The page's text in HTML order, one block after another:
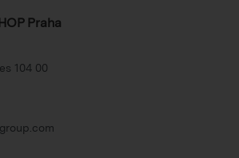
Praha
104 00